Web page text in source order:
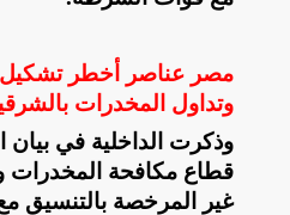
مصر عناصر أخطر
وتداول المخدرات
وذكرت الداخلية في بيان
قطاع مكافحة المخدرات
غير المرخصة بالتنسيق